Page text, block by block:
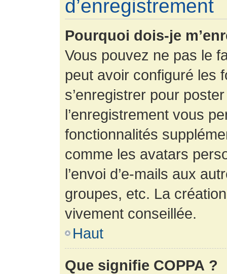
d’enregistrement
Pourquoi dois-je
Vous pouvez ne pas le
peut avoir configuré les
s’enregistrer pour
l’enregistrement vous
fonctionnalités
comme les avatars
l’envoi d’e-mails aux
groupes, etc. La
vivement conseillée.
Haut
Que signifie COPPA ?